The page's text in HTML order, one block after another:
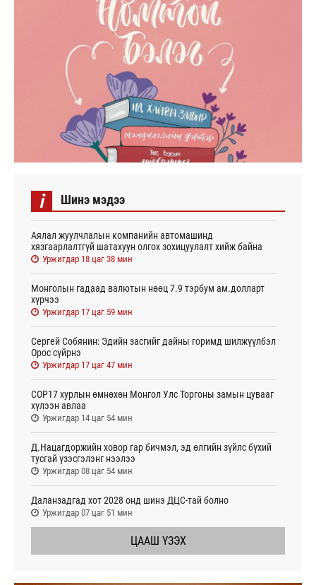
i Шинэ мэдээ
Аялал жуулчлалын компанийн автомашинд
хязгаарлалтгүй шатахуун олгох зохицуулалт хийж байна
Уржигдар 18 цаг 38 мин
Монголын гадаад валютын нөөц 7.9 тэрбум ам.долларт
хүрчээ
Уржигдар 17 цаг 59 мин
Сергей Собянин: Эдийн засгийг дайны горимд шилжүүлбэл
Орос сүйрнэ
Уржигдар 17 цаг 47 мин
COP17 хурлын өмнөхөн Монгол Улс Торгоны замын цувааг
хүлээн авлаа
Уржигдар 14 цаг 54 мин
Д.Нацагдоржийн ховор гар бичмэл, эд өлгийн зүйлс бүхий
тусгай үзэсгэлэнг нээлээ
Уржигдар 08 цаг 54 мин
Даланзадгад хот 2028 онд шинэ ДЦС-тай болно
Уржигдар 07 цаг 51 мин
ЦААШ ҮЗЭХ